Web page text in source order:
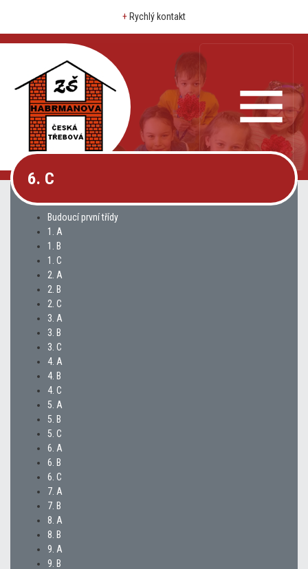
+ Rychlý kontakt
6. C
Budoucí první třídy
1. A
1. B
1. C
2. A
2. B
2. C
3. A
3. B
3. C
4. A
4. B
4. C
5. A
5. B
5. C
6. A
6. B
6. C
7. A
7. B
8. A
8. B
9. A
9. B